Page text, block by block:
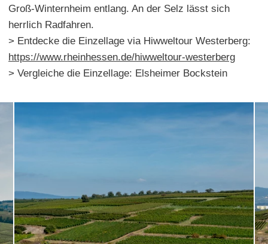
Groß-Winternheim entlang. An der Selz lässt sich
herrlich Radfahren.
> Entdecke die Einzellage via Hiwweltour Westerberg:
https://www.rheinhessen.de/hiwweltour-westerberg
> Vergleiche die Einzellage: Elsheimer Bockstein